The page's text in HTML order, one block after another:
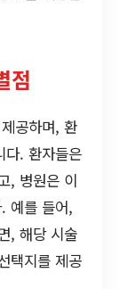
점
공하며, 환
다. 환자들은
, 병원은 이
예를 들어,
, 해당 시술
택지를 제공